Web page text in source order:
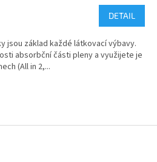
DETAIL
jsou základ každé látkovací výbavy.
absorbční části pleny a využijete je
(All in 2,...